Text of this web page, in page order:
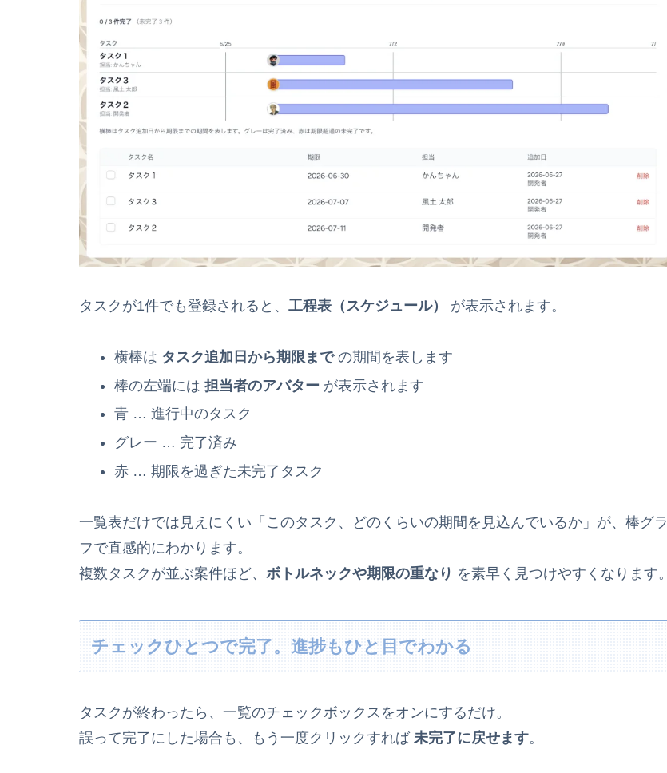
タスクが1件でも登録されると、 工程表（スケジュール） が表示されます。
横棒は タスク追加日から期限までの期間を表します
棒の左端には 担当者のアバターが表示されます
青 … 進行中のタスク
グレー … 完了済み
赤 … 期限を過ぎた未完了タスク
一覧表だけでは見えにくい「このタスク、どのくらいの期間を見込んでいるか」が、棒グラ
フで直感的にわかります。
複数タスクが並ぶ案件ほど、 ボトルネックや期限の重なり を素早く見つけやすくなります。
チェックひとつで完了。進捗もひと目でわかる
タスクが終わったら、一覧のチェックボックスをオンにするだけ。
誤って完了にした場合も、もう一度クリックすれば 未完了に戻せます。